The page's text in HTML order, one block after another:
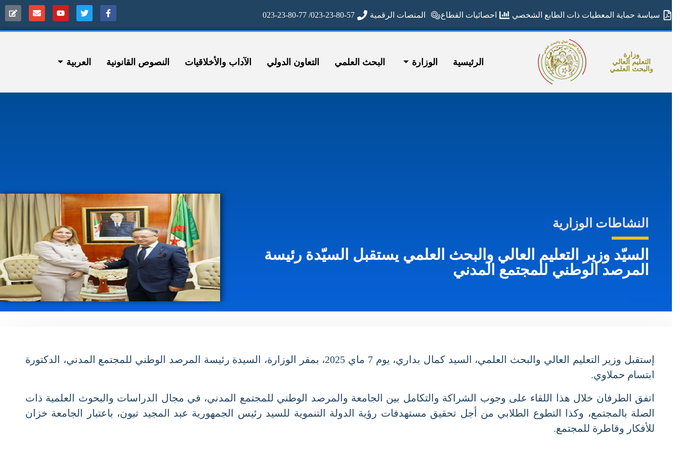
سياسة حماية المعطيات ذات الطابع الشخصي احصائيات القطاع المنصات الرقمية 023-23-80-57/ 023-23-80-77
وزارة
التعليم العالي
والبحث العلمي
الرئيسية الوزارة البحث العلمي التعاون الدولي الآداب واﻷخلاقيات النصوص القانونية العربية
النشاطات الوزارية
السيّد وزير التعليم العالي والبحث العلمي يستقبل السيّدة رئيسة
المرصد الوطني للمجتمع المدني
إستقبل وزير التعليم العالي والبحث العلمي، السيد كمال بداري، يوم 7 ماي 2025، بمقر الوزارة، السيدة رئيسة المرصد الوطني للمجتمع المدني، الدكتورة
ابتسام حملاوي.
اتفق الطرفان خلال هذا اللقاء على وجوب الشراكة والتكامل بين الجامعة والمرصد الوطني للمجتمع المدني، في مجال الدراسات والبحوث العلمية ذات
الصلة بالمجتمع، وكذا التطوع الطلابي من أجل تحقيق مستهدفات رؤية الدولة التنموية للسيد رئيس الجمهورية عبد المجيد تبون، باعتبار الجامعة خزان
للأفكار وقاطرة للمجتمع.